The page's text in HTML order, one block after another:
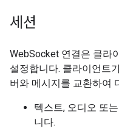
세션
WebSocket 연결은 클라
설정합니다. 클라이언트
버와 메시지를 교환하여
텍스트, 오디오 또
니다.